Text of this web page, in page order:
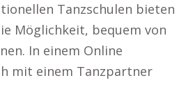
Tanzschulen bieten
Möglichkeit, bequem von
In einem Online
mit einem Tanzpartner